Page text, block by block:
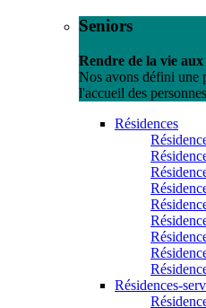
Seniors
Rendre de la vie aux
Nos avons défini une
l'accueil des
Résidences
Résidences-